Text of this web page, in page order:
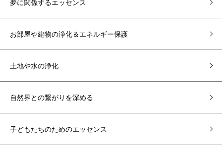
夢に関係するエッセンス
お部屋や建物の浄化＆エネルギー保護
土地や水の浄化
自然界との繋がりを深める
子どもたちのためのエッセンス